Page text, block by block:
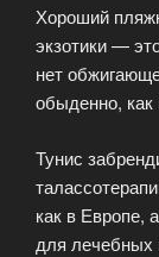
Хороший
экзотики —
нет
обыденно, как
Тунис
как в Европе,
для лечебных